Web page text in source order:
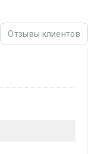
Отзывы клиентов